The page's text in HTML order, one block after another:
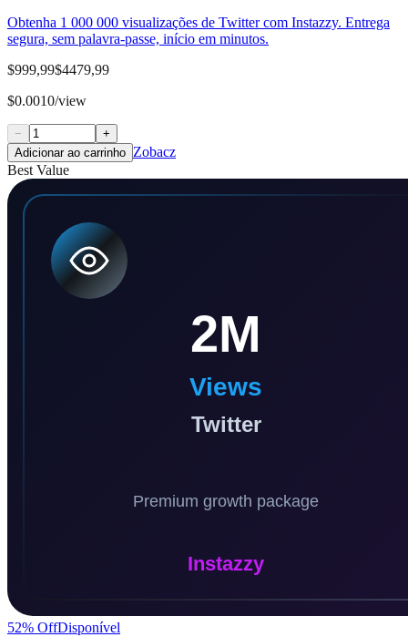
Obtenha 1 000 000 visualizações de Twitter com Instazzy. Entrega
segura, sem palavra-passe, início em minutos.
$999,99$4479,99
$0.0010/view
−
+
Adicionar ao carrinho Zobacz
Best Value
52% OffDisponível